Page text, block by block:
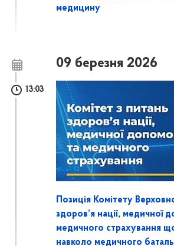
медицину
09 березня 2026
13:03
Позиція Комітету
здоров’я нації, медичної
медичного страхування
навколо медичного